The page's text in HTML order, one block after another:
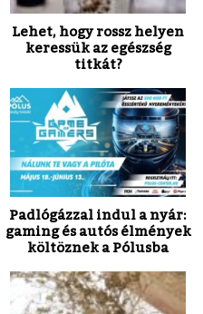
Lehet, hogy rossz helyen
keressük az egészség
titkát?
Padlógázzal indul a nyár:
gaming és autós élmények
költöznek a Pólusba